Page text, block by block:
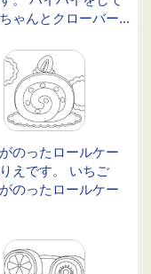
ゃんとクローバー...
のったロールケー
えです。 いちご
がのったロールケー